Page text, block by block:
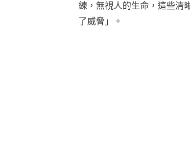
練，無視人的生命，這些清
了威脅」。